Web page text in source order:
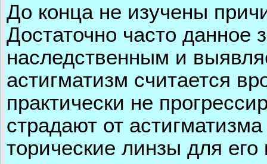
До конца не изучены
Достаточно часто данное
наследственным и
астигматизм считается
практически не
страдают от
торические линзы для его